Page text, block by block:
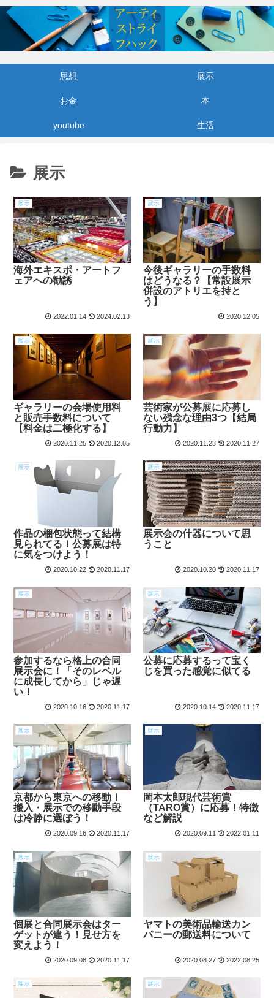
思想 展示
お金 本
youtube 生活
展示
展示
海外エキスポ・アートフ
ェアへの勧誘
2022.01.14 2024.02.13
展示
今後ギャラリーの手数料
はどうなる？【常設展示
併設のアトリエを持と
う】
2020.12.05
展示
ギャラリーの会場使用料
と販売手数料について
【料金は二極化する】
2020.11.25 2020.12.05
展示
芸術家が公募展に応募し
ない残念な理由3つ【結局
行動力】
2020.11.23 2020.11.27
展示
作品の梱包状態って結構
見られてる！公募展は特
に気をつけよう！
2020.10.22 2020.11.17
展示
展示会の什器について思
うこと
2020.10.20 2020.11.17
展示
参加するなら格上の合同
展示会に！「そのレベル
に成長してから」じゃ遅
い！
2020.10.16 2020.11.17
展示
公募に応募するって宝く
じを買った感覚に似てる
2020.10.14 2020.11.17
展示
京都から東京への移動！
搬入・展示での移動手段
は冷静に選ぼう！
2020.09.16 2020.11.17
展示
岡本太郎現代芸術賞
（TARO賞）に応募！特徴
など解説
2020.09.11 2022.01.11
展示
個展と合同展示会はター
ゲットが違う！見せ方を
変えよう！
2020.09.08 2020.11.17
展示
ヤマトの美術品輸送カン
パニーの郵送料について
2020.08.27 2022.08.25
展示 展示